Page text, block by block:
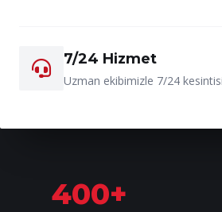
7/24 Hizmet
Uzman ekibimizle 7/24
400+